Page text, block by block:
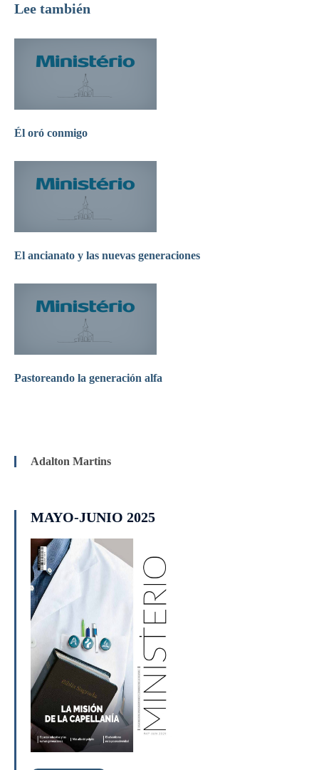
Lee también
Él oró conmigo
El ancianato y las nuevas generaciones
Pastoreando la generación alfa
Adalton Martins
MAYO-JUNIO 2025